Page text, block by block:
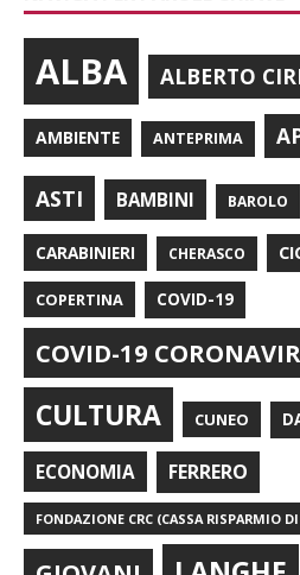
ALBA ALBERTO
AMBIENTE ANTEPRIMA
ASTI BAMBINI BAROLO
CARABINIERI CHERASCO
COPERTINA COVID-19
COVID-19
CULTURA CUNEO
ECONOMIA FERRERO
FONDAZIONE CRC (CASSA RISPARMIO